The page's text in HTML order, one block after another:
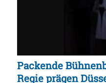
Packende
Regie prägen